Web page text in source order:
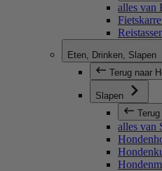
alles van
Eten, Drinken, Slapen
Terug naar
Slapen
alles van